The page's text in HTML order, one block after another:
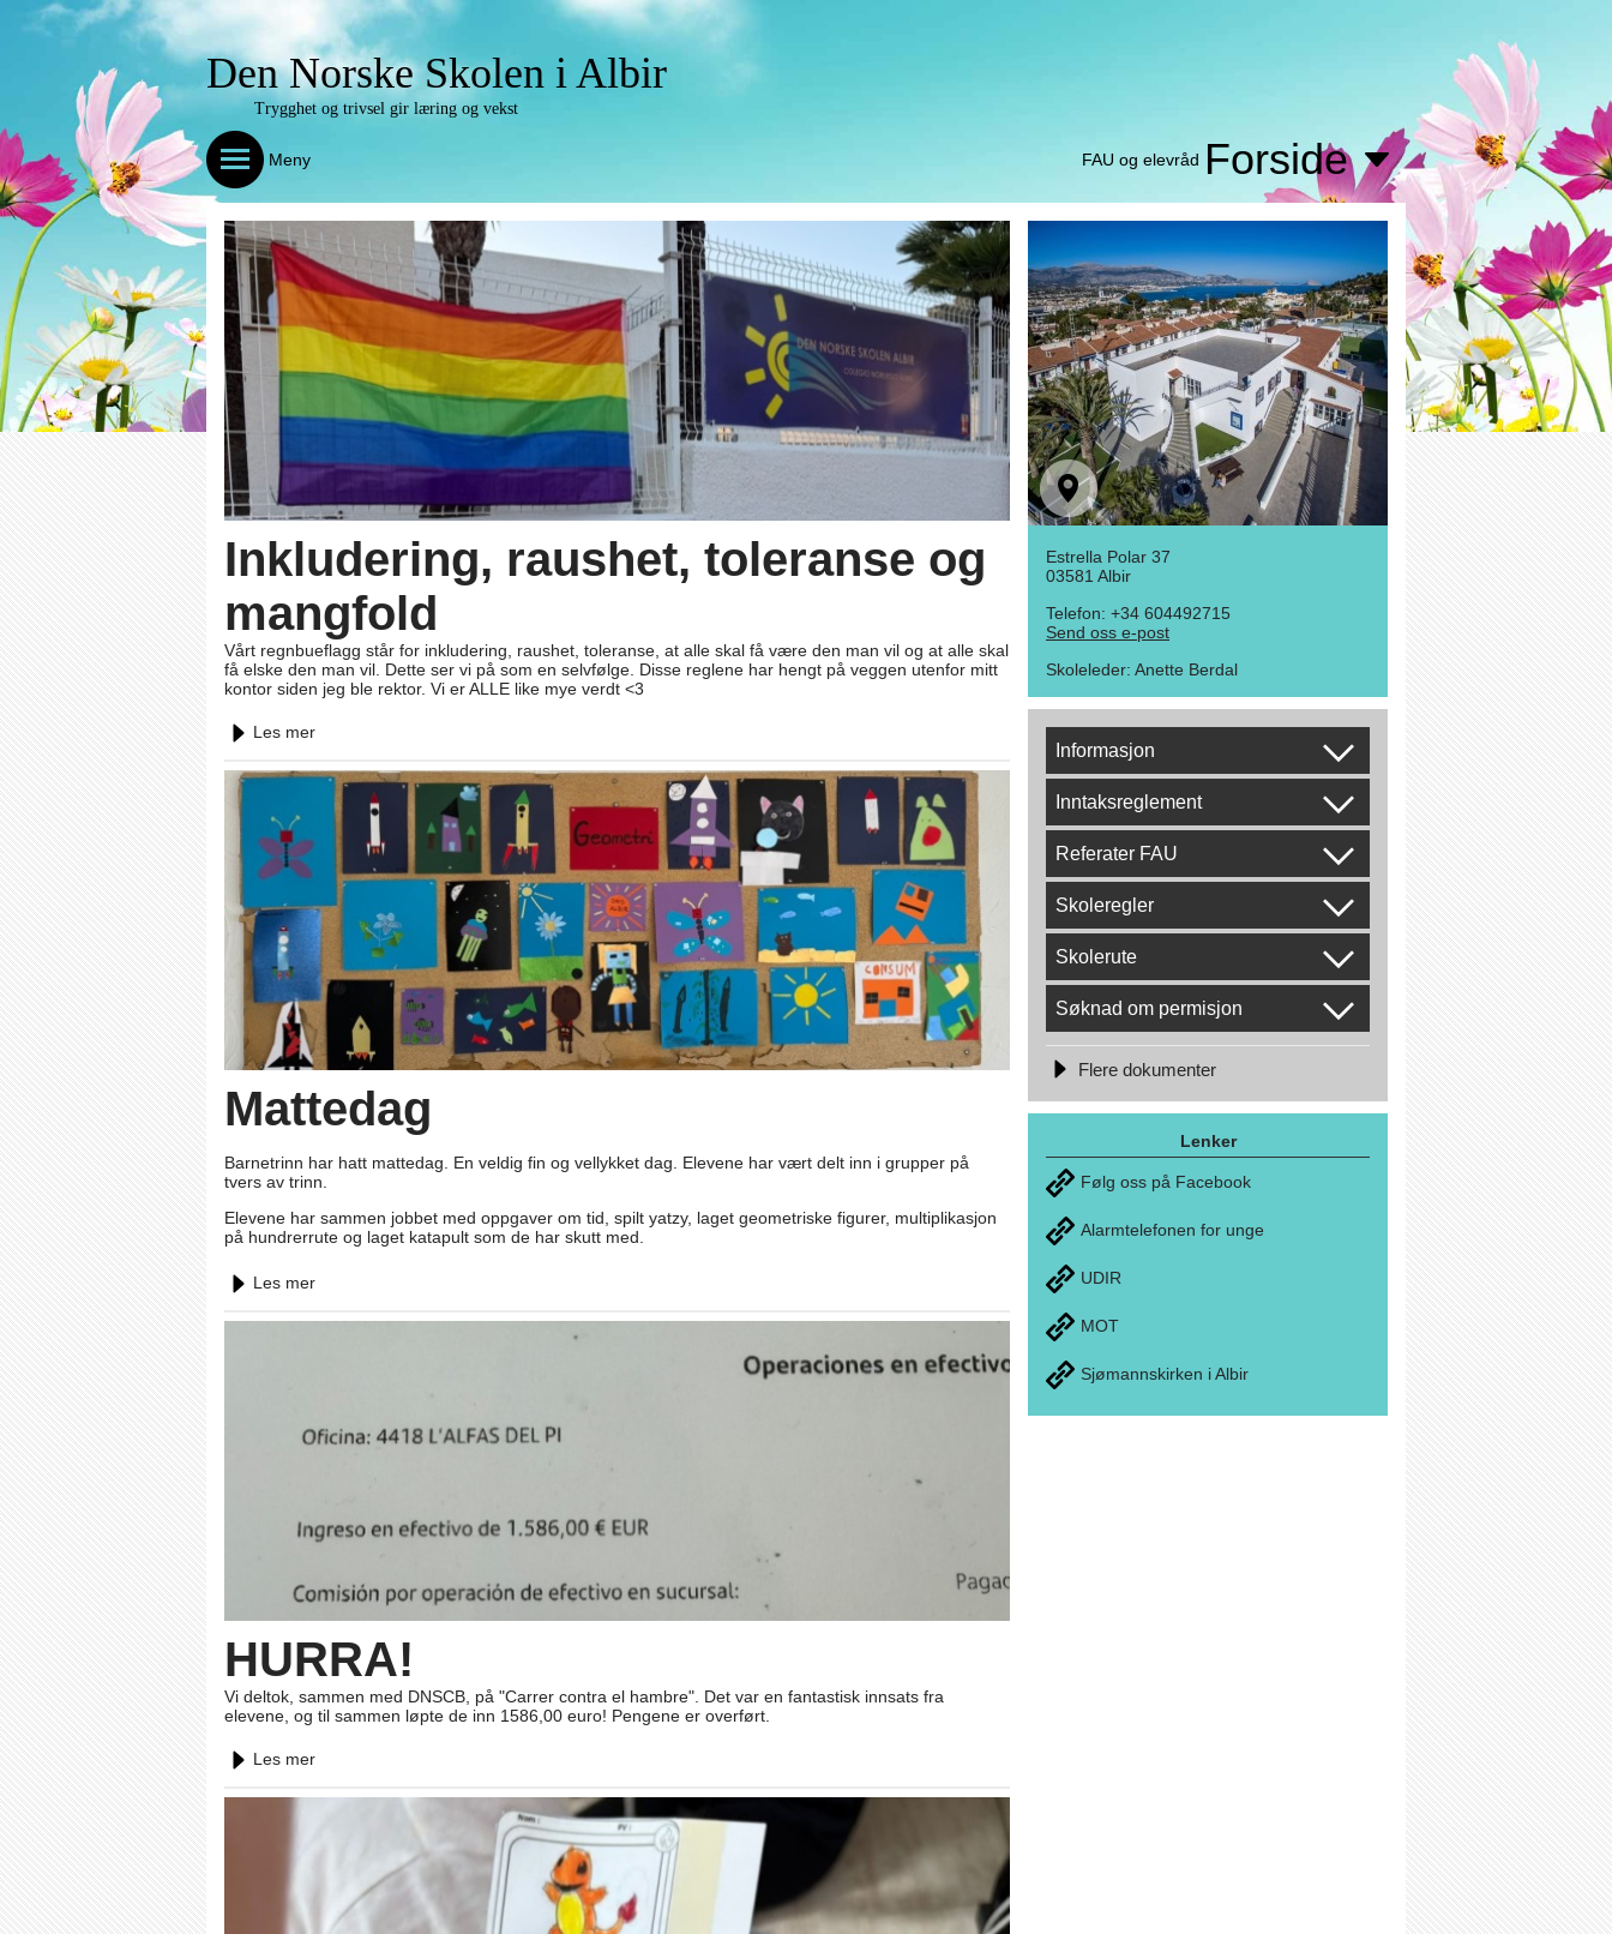
Den Norske Skolen i Albir
Trygghet og trivsel gir læring og vekst
Meny FAU og elevråd Forside
Estrella Polar 37
03581 Albir
Telefon: +34 604492715
Send oss e-post
Skoleleder: Anette Berdal
Informasjon
Inntaksreglement
Referater FAU
Skoleregler
Skolerute
Søknad om permisjon
Flere dokumenter
Lenker
Følg oss på Facebook
Alarmtelefonen for unge
UDIR
MOT
Sjømannskirken i Albir
Inkludering, raushet, toleranse og
mangfold
Vårt regnbueflagg står for inkludering, raushet, toleranse, at alle skal få være den man vil og at alle skal
få elske den man vil. Dette ser vi på som en selvfølge. Disse reglene har hengt på veggen utenfor mitt
kontor siden jeg ble rektor. Vi er ALLE like mye verdt <3
Les mer
Mattedag
Barnetrinn har hatt mattedag. En veldig fin og vellykket dag. Elevene har vært delt inn i grupper på
tvers av trinn.
Elevene har sammen jobbet med oppgaver om tid, spilt yatzy, laget geometriske figurer, multiplikasjon
på hundrerrute og laget katapult som de har skutt med.
Les mer
HURRA!
Vi deltok, sammen med DNSCB, på "Carrer contra el hambre". Det var en fantastisk innsats fra
elevene, og til sammen løpte de inn 1586,00 euro! Pengene er overført.
Les mer